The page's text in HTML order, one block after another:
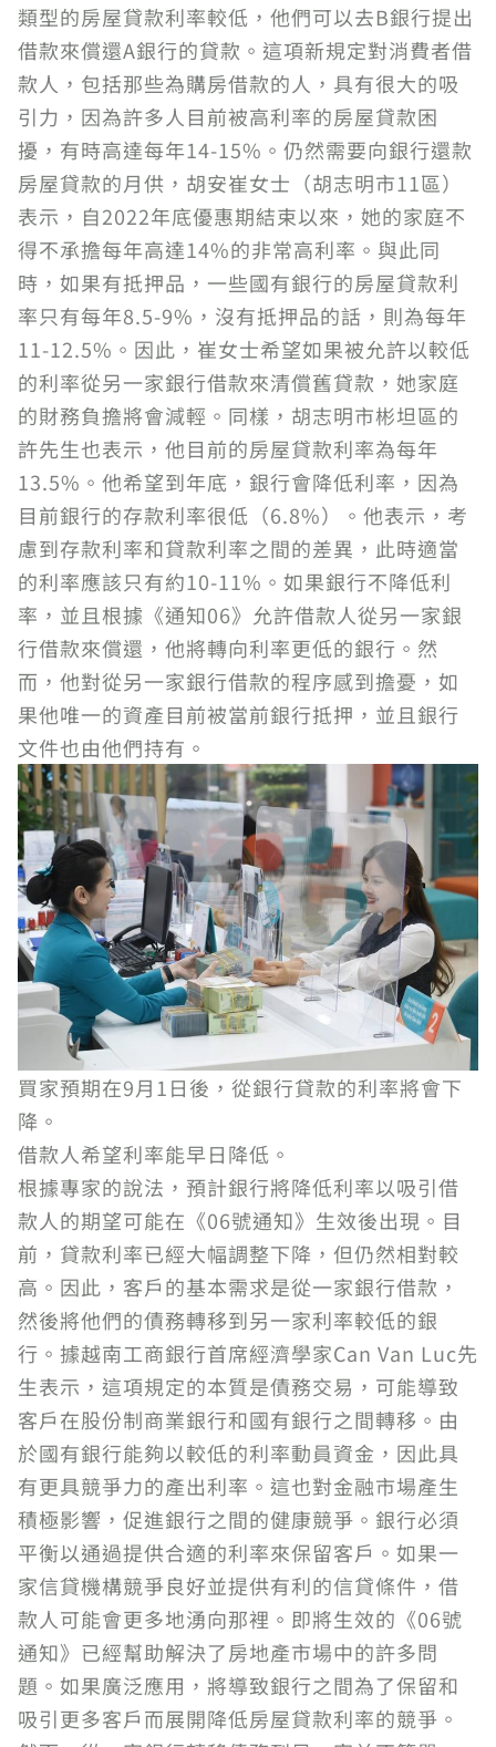
類型的房屋貸款利率較低，他們可以去B銀行提出
借款來償還A銀行的貸款。這項新規定對消費者借
款人，包括那些為購房借款的人，具有很大的吸
引力，因為許多人目前被高利率的房屋貸款困
擾，有時高達每年14-15%。仍然需要向銀行還款
房屋貸款的月供，胡安崔女士（胡志明市11區）
表示，自2022年底優惠期結束以來，她的家庭不
得不承擔每年高達14%的非常高利率。與此同
時，如果有抵押品，一些國有銀行的房屋貸款利
率只有每年8.5-9%，沒有抵押品的話，則為每年
11-12.5%。因此，崔女士希望如果被允許以較低
的利率從另一家銀行借款來清償舊貸款，她家庭
的財務負擔將會減輕。同樣，胡志明市彬坦區的
許先生也表示，他目前的房屋貸款利率為每年
13.5%。他希望到年底，銀行會降低利率，因為
目前銀行的存款利率很低（6.8%）。他表示，考
慮到存款利率和貸款利率之間的差異，此時適當
的利率應該只有約10-11%。如果銀行不降低利
率，並且根據《通知06》允許借款人從另一家銀
行借款來償還，他將轉向利率更低的銀行。然
而，他對從另一家銀行借款的程序感到擔憂，如
果他唯一的資產目前被當前銀行抵押，並且銀行
文件也由他們持有。
買家預期在9月1日後，從銀行貸款的利率將會下
降。
借款人希望利率能早日降低。
根據專家的說法，預計銀行將降低利率以吸引借
款人的期望可能在《06號通知》生效後出現。目
前，貸款利率已經大幅調整下降，但仍然相對較
高。因此，客戶的基本需求是從一家銀行借款，
然後將他們的債務轉移到另一家利率較低的銀
行。據越南工商銀行首席經濟學家Can Van Luc先
生表示，這項規定的本質是債務交易，可能導致
客戶在股份制商業銀行和國有銀行之間轉移。由
於國有銀行能夠以較低的利率動員資金，因此具
有更具競爭力的產出利率。這也對金融市場產生
積極影響，促進銀行之間的健康競爭。銀行必須
平衡以通過提供合適的利率來保留客戶。如果一
家信貸機構競爭良好並提供有利的信貸條件，借
款人可能會更多地湧向那裡。即將生效的《06號
通知》已經幫助解決了房地產市場中的許多問
題。如果廣泛應用，將導致銀行之間為了保留和
吸引更多客戶而展開降低房屋貸款利率的競爭。